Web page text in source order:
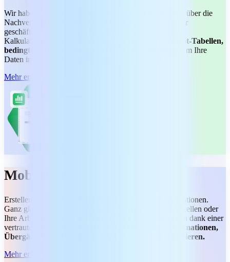
Wir haben die perfekte Lösung für die Budgeterstellung über die
Nachverfolgung von Kosten bis hin zur Optimierung der
geschäftlichen Datenanalyse. Verwenden Sie einfache
Kalkulationstabellen oder tauchen Sie tiefer ein mit
Pivot-Tabellen,
bedingter Formatierung und Diagrammerstellung
, um Ihre
Daten in umsetzbare Erkenntnisse zu verwandeln.
Mehr erfahren
MobiSlides
Erstellen und halten Sie mühelos überzeugende Präsentationen.
Ganz gleich, ob Sie ein Projekt gestalten, eine Idee vorstellen oder
Ihre Arbeit vorführen: Sie können ganz schnell beginnen dank einer
vertrauten Benutzeroberfläche und Funktionen wie
Animationen,
Übergängen und einem flexiblen Designeditor optimieren.
Mehr erfahren